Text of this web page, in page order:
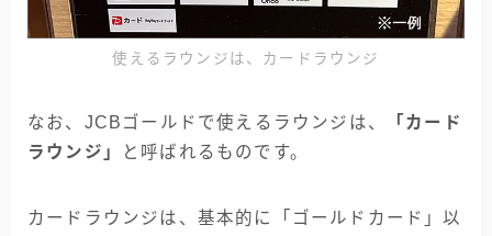
使えるラウンジは、カードラウンジ
なお、JCBゴールドで使えるラウンジは、
「カード
ラウンジ」
と呼ばれるものです。
カードラウンジは、基本的に「ゴールドカード」以